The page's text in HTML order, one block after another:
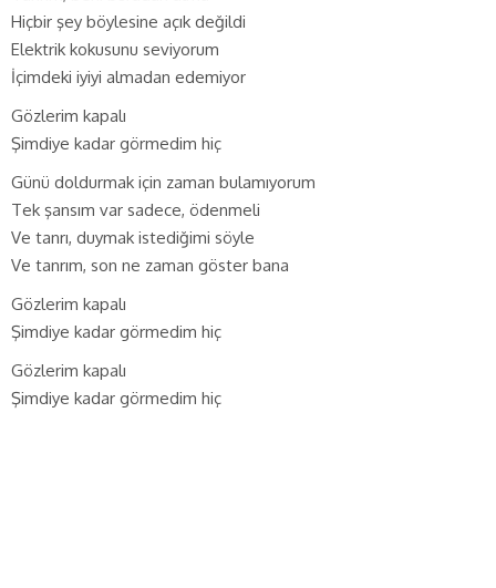
Hiçbir şey böylesine açık değildi
Elektrik kokusunu seviyorum
İçimdeki iyiyi almadan edemiyor
Gözlerim kapalı
Şimdiye kadar görmedim hiç
Günü doldurmak için zaman bulamıyorum
Tek şansım var sadece, ödenmeli
Ve tanrı, duymak istediğimi söyle
Ve tanrım, son ne zaman göster bana
Gözlerim kapalı
Şimdiye kadar görmedim hiç
Gözlerim kapalı
Şimdiye kadar görmedim hiç